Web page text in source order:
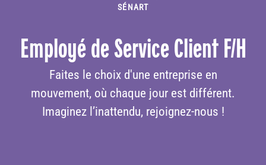
SÉNART
Employé de Service Client F/H
Faites le choix d'une entreprise en
mouvement, où chaque jour est différent.
Imaginez l’inattendu, rejoignez-nous !